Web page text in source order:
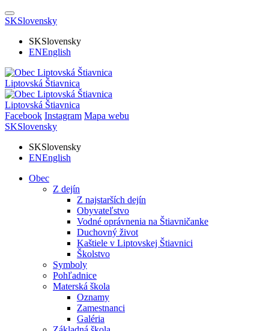
SKSlovensky
SKSlovensky
ENEnglish
Liptovská Štiavnica
Liptovská Štiavnica
Facebook Instagram Mapa webu
SKSlovensky
SKSlovensky
ENEnglish
Obec
Z dejín
Z najstarších dejín
Obyvateľstvo
Vodné oprávnenia na Štiavničanke
Duchovný život
Kaštiele v Liptovskej Štiavnici
Školstvo
Symboly
Pohľadnice
Materská škola
Oznamy
Zamestnanci
Galéria